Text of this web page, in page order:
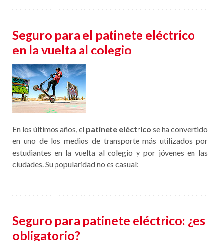
Seguro para el patinete eléctrico
en la vuelta al colegio
En los últimos años, el patinete eléctrico se ha convertido
en uno de los medios de transporte más utilizados por
estudiantes en la vuelta al colegio y por jóvenes en las
ciudades. Su popularidad no es casual:
Seguro para patinete eléctrico: ¿es
obligatorio?